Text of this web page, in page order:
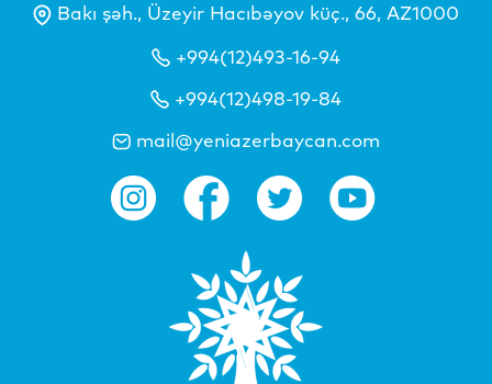
Bakı şəh., Üzeyir Hacıbəyov küç., 66, AZ1000
+994(12)493-16-94
+994(12)498-19-84
mail@yeniazerbaycan.com